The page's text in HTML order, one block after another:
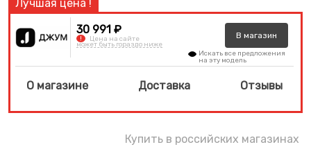
30 991 ₽
! Цена на сайте
может быть гораздо ниже
В магазин
Искать все предложения
на эту модель
О магазине Доставка Отзывы
Купить в российских магазинах